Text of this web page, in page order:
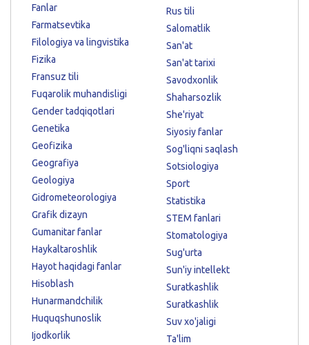
Fanlar
Farmatsevtika
Filologiya va lingvistika
Fizika
Fransuz tili
Fuqarolik muhandisligi
Gender tadqiqotlari
Genetika
Geofizika
Geografiya
Geologiya
Gidrometeorologiya
Grafik dizayn
Gumanitar fanlar
Haykaltaroshlik
Hayot haqidagi fanlar
Hisoblash
Hunarmandchilik
Huquqshunoslik
Ijodkorlik
Rus tili
Salomatlik
San'at
San'at tarixi
Savodxonlik
Shaharsozlik
She'riyat
Siyosiy fanlar
Sog'liqni saqlash
Sotsiologiya
Sport
Statistika
STEM fanlari
Stomatologiya
Sug'urta
Sun'iy intellekt
Suratkashlik
Suratkashlik
Suv xo'jaligi
Ta'lim